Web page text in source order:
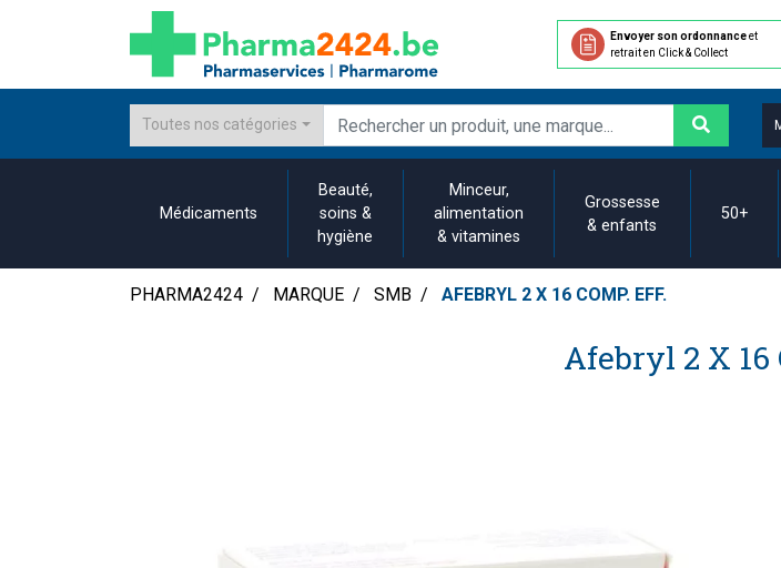
Envoyer son ordonnanceet
retrait en Click & Collect
Toutes nos catégories
Médicaments
Beauté,
soins &
hygiène
Minceur,
alimentation
& vitamines
Grossesse
& enfants
50+
PHARMA2424 MARQUE SMB AFEBRYL 2 X 16 COMP. EFF.
Afebryl 2 X 16